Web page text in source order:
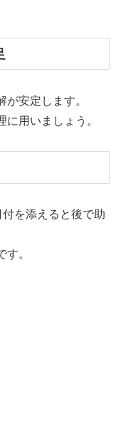
安定します。
用いましょう。
付を添えると後で助
。